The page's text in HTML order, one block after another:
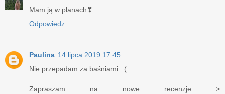
Mam ją w planach❣
Odpowiedz
Paulina 14 lipca 2019 17:45
Nie przepadam za baśniami. :(
Zapraszam na nowe recenzje >